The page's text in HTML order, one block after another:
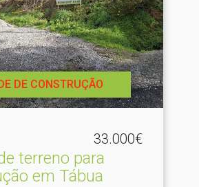
DE CONSTRUÇÃO
33.000€
terreno para
em Tábua